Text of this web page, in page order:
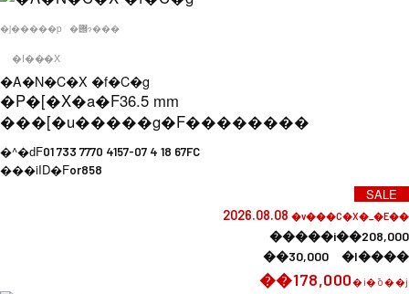
�j�����p �݌ɂ���
�I���X
�A�N�C�X �f�C�g
�P�[�X�a�F36.5 mm
���[�u�����g�F��������
�^�ԁF01 733 7770 4157-07 4 18 67FC
���iID�For858
SALE
2026.08.08 �v���C�X�_�E��
�����i��208,000
��30,000 �l����
��178,000�i�ō��j